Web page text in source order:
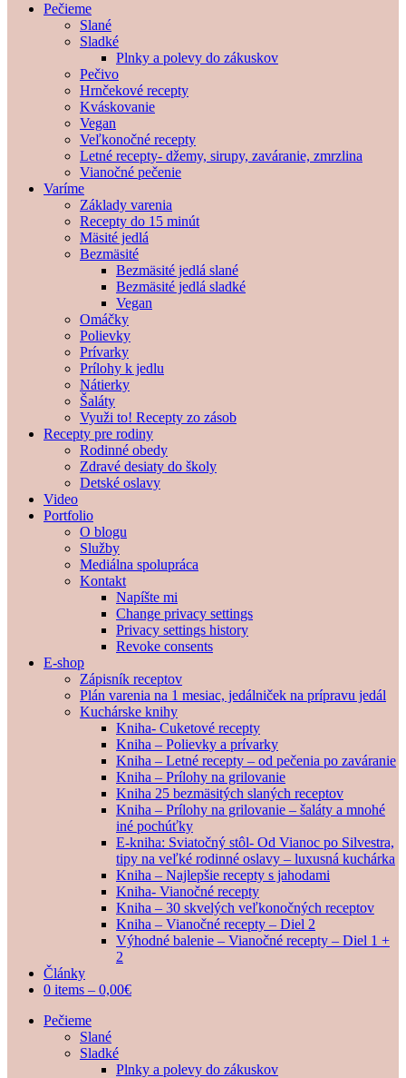
Pečieme
Slané
Sladké
Plnky a polevy do zákuskov
Pečivo
Hrnčekové recepty
Kváskovanie
Vegan
Veľkonočné recepty
Letné recepty- džemy, sirupy, zaváranie, zmrzlina
Vianočné pečenie
Varíme
Základy varenia
Recepty do 15 minút
Mäsité jedlá
Bezmäsité
Bezmäsité jedlá slané
Bezmäsité jedlá sladké
Vegan
Omáčky
Polievky
Prívarky
Prílohy k jedlu
Nátierky
Šaláty
Využi to! Recepty zo zásob
Recepty pre rodiny
Rodinné obedy
Zdravé desiaty do školy
Detské oslavy
Video
Portfolio
O blogu
Služby
Mediálna spolupráca
Kontakt
Napíšte mi
Change privacy settings
Privacy settings history
Revoke consents
E-shop
Zápisník receptov
Plán varenia na 1 mesiac, jedálniček na prípravu jedál
Kuchárske knihy
Kniha- Cuketové recepty
Kniha – Polievky a prívarky
Kniha – Letné recepty – od pečenia po zaváranie
Kniha – Prílohy na grilovanie
Kniha 25 bezmäsitých slaných receptov
Kniha – Prílohy na grilovanie – šaláty a mnohé
iné pochúťky
E-kniha: Sviatočný stôl- Od Vianoc po Silvestra,
tipy na veľké rodinné oslavy – luxusná kuchárka
Kniha – Najlepšie recepty s jahodami
Kniha- Vianočné recepty
Kniha – 30 skvelých veľkonočných receptov
Kniha – Vianočné recepty – Diel 2
Výhodné balenie – Vianočné recepty – Diel 1 +
2
Články
0 items – 0,00€
Pečieme
Slané
Sladké
Plnky a polevy do zákuskov